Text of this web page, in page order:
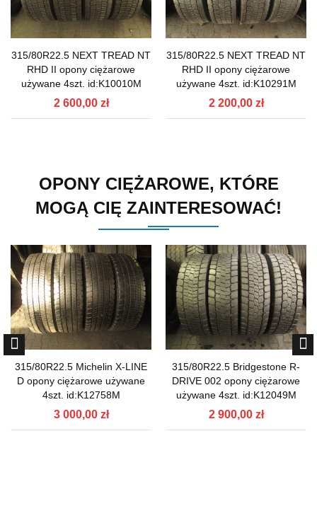
315/80R22.5 NEXT TREAD NT
RHD II opony ciężarowe
używane 4szt. id:K10010M
2 600,00 zł
315/80R22.5 NEXT TREAD NT
RHD II opony ciężarowe
używane 4szt. id:K10291M
2 200,00 zł
OPONY CIĘŻAROWE, KTÓRE
MOGĄ CIĘ ZAINTERESOWAĆ!
315/80R22.5 Michelin X-LINE
D opony ciężarowe używane
4szt. id:K12758M
3 000,00 zł
315/80R22.5 Bridgestone R-
DRIVE 002 opony ciężarowe
używane 4szt. id:K12049M
2 900,00 zł